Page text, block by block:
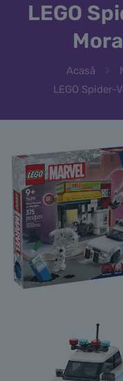
LEGO
Acasă
LEGO Spider-